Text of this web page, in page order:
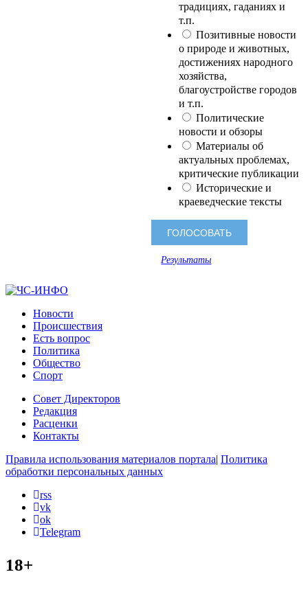
традициях, гаданиях и
т.п.
Позитивные новости
о природе и животных,
достижениях народного
хозяйства,
благоустройстве городов
и т.п.
Политические
новости и обзоры
Материалы об
актуальных проблемах,
критические публикации
Исторические и
краеведческие тексты
Результаты
Новости
Происшествия
Есть вопрос
Политика
Общество
Спорт
Совет Директоров
Редакция
Расценки
Контакты
Правила использования материалов портала| Политика
обработки персональных данных
rss
vk
ok
Telegram
18+